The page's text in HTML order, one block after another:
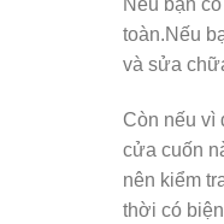
Nếu bạn
toàn.Nếu
và sửa
Còn nếu vì
cửa cuốn
nên kiểm
thời có